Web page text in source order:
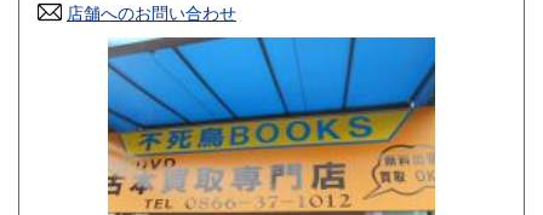
300円 広島県
300円 徳島県
300円 愛媛県
300円 福岡県
店舗へのお問い合わせ